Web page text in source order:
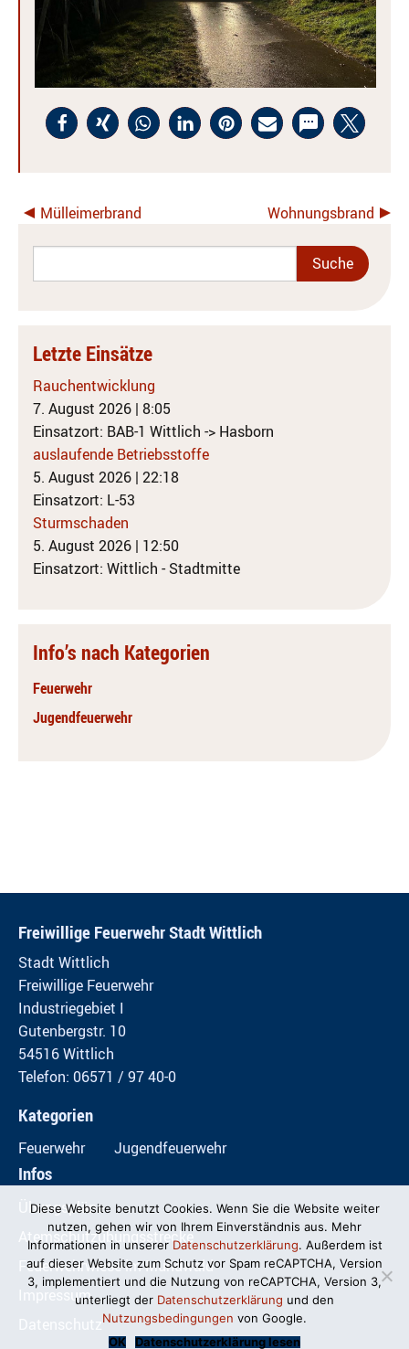
Mülleimerbrand Wohnungsbrand
Letzte Einsätze
Rauchentwicklung
7. August 2026 | 8:05
Einsatzort: BAB-1 Wittlich -> Hasborn
auslaufende Betriebsstoffe
5. August 2026 | 22:18
Einsatzort: L-53
Sturmschaden
5. August 2026 | 12:50
Einsatzort: Wittlich - Stadtmitte
Info’s nach Kategorien
Feuerwehr
Jugendfeuerwehr
Freiwillige Feuerwehr Stadt Wittlich
Stadt Wittlich
Freiwillige Feuerwehr
Industriegebiet I
Gutenbergstr. 10
54516 Wittlich
Telefon: 06571 / 97 40-0
Kategorien
Feuerwehr Jugendfeuerwehr
Infos
Übungspläne
Atemschutzübungsstrecke
Feuerwehrwiese im Mundwald
Impressum
Diese Website benutzt Cookies. Wenn Sie die Website weiter
nutzen, gehen wir von Ihrem Einverständnis aus. Mehr
Informationen in unserer Datenschutzerklärung. Außerdem ist
auf dieser Website zum Schutz vor Spam reCAPTCHA, Version
3, implementiert und die Nutzung von reCAPTCHA, Version 3,
unterliegt der Datenschutzerklärung und den
Nutzungsbedingungen von Google.
OK
Datenschutzerklärung lesen